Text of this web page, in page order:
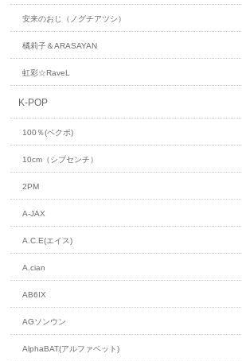
安来のおじ（ノグチアツシ）
橘莉子＆ARASAYAN
虹彩☆RaveL
K-POP
100％(ペクポ)
10cm（シプセンチ）
2PM
A-JAX
A.C.E(エイス)
A.cian
AB6IX
AGソンウン
AlphaBAT(アルファベット)